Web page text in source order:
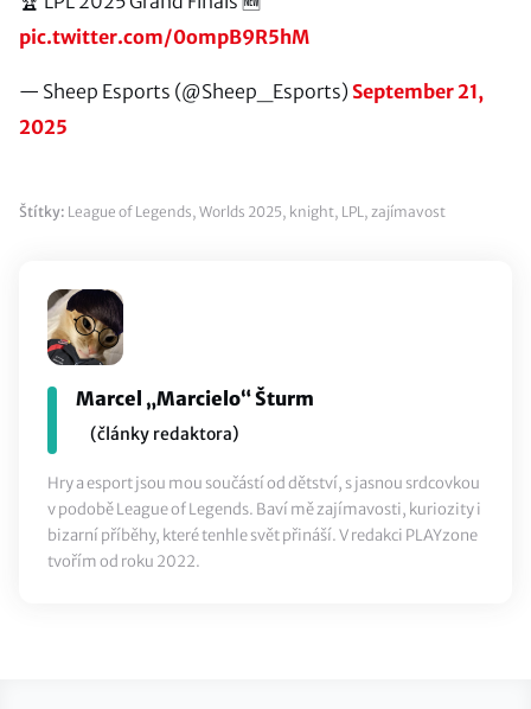
pic.twitter.com/0ompB9R5hM
— Sheep Esports (@Sheep_Esports) September 21,
2025
Štítky: League of Legends, Worlds 2025, knight, LPL, zajímavost
Marcel „Marcielo“ Šturm
(články redaktora)
Hry a esport jsou mou součástí od dětství, s jasnou srdcovkou
v podobě League of Legends. Baví mě zajímavosti, kuriozity i
bizarní příběhy, které tenhle svět přináší. V redakci PLAYzone
tvořím od roku 2022.